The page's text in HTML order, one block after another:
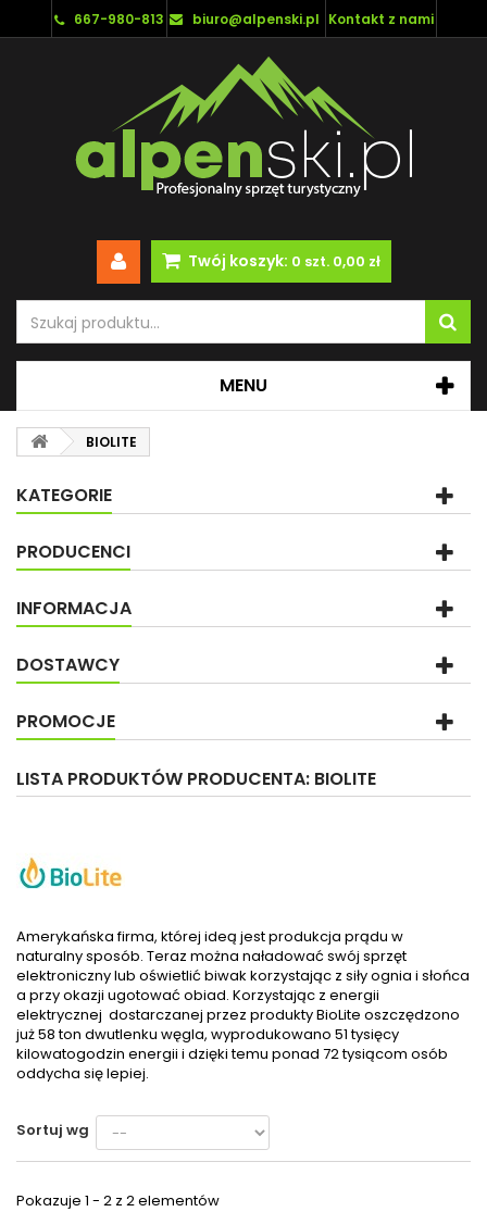
667-980-813 biuro@alpenski.pl Kontakt z nami
Twój koszyk: 0 szt. 0,00 zł
MENU
BIOLITE
KATEGORIE
PRODUCENCI
INFORMACJA
DOSTAWCY
PROMOCJE
LISTA PRODUKTÓW PRODUCENTA: BIOLITE
Amerykańska firma, której ideą jest produkcja prądu w
naturalny sposób. Teraz można naładować swój sprzęt
elektroniczny lub oświetlić biwak korzystając z siły ognia i słońca
a przy okazji ugotować obiad. Korzystając z energii
elektrycznej dostarczanej przez produkty BioLite oszczędzono
już 58 ton dwutlenku węgla, wyprodukowano 51 tysięcy
kilowatogodzin energii i dzięki temu ponad 72 tysiącom osób
oddycha się lepiej.
Sortuj wg
Pokazuje 1 - 2 z 2 elementów